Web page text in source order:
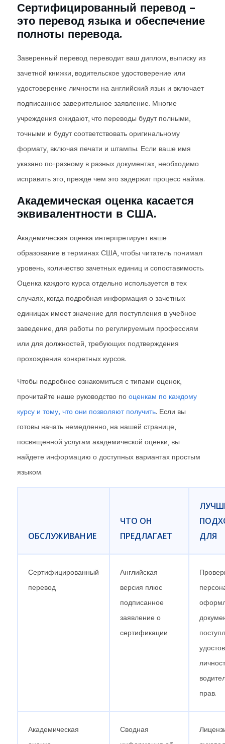
Сертифицированный перевод –
это перевод языка и обеспечение
полноты перевода.
Заверенный перевод переводит ваш диплом, выписку из
зачетной книжки, водительское удостоверение или
удостоверение личности на английский язык и включает
подписанное заверительное заявление. Многие
учреждения ожидают, что переводы будут полными,
точными и будут соответствовать оригинальному
формату, включая печати и штампы. Если ваше имя
указано по-разному в разных документах, необходимо
исправить это, прежде чем это задержит процесс найма.
Академическая оценка касается
эквивалентности в США.
Академическая оценка интерпретирует ваше
образование в терминах США, чтобы читатель понимал
уровень, количество зачетных единиц и сопоставимость.
Оценка каждого курса отдельно используется в тех
случаях, когда подробная информация о зачетных
единицах имеет значение для поступления в учебное
заведение, для работы по регулируемым профессиям
или для должностей, требующих подтверждения
прохождения конкретных курсов.
Чтобы подробнее ознакомиться с типами оценок,
прочитайте наше руководство по оценкам по каждому
курсу и тому, что они позволяют получить. Если вы
готовы начать немедленно, на нашей странице,
посвященной услугам академической оценки, вы
найдете информацию о доступных вариантах простым
языком.
ОБСЛУЖИВАНИЕ
ЧТО ОН
ПРЕДЛАГАЕТ
ДЛЯ
Сертифицированный
перевод
Английская
версия плюс
подписанное
заявление о
сертификации
прав.
Академическая
Сводная